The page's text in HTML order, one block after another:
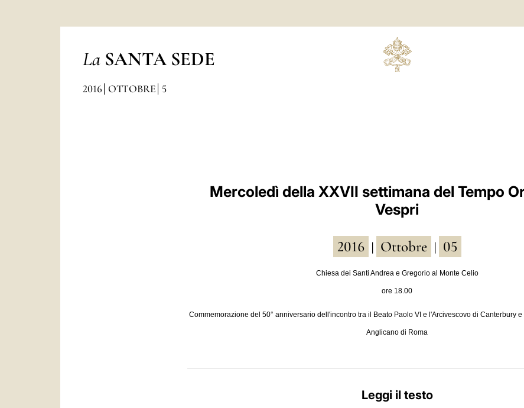
La SANTA SEDE
2016 OTTOBRE 5
Mercoledì della XXVII settimana del Tempo
Vespri
2016 Ottobre 05
Chiesa dei Santi Andrea e Gregorio al Monte Celio
ore 18.00
Commemorazione del 50° anniversario dell'incontro tra il Beato Paolo VI e l'Arcivescovo di Canterbury
Anglicano di Roma
Leggi il testo